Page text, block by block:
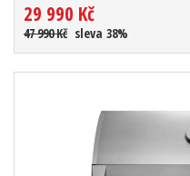
29 990 Kč
47 990 Kč sleva 38%